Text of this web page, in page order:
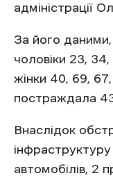
адміністрації
За його
чоловіки 23, 34,
жінки 40, 69,
постраждала
Внаслідок
автомобілів, 2